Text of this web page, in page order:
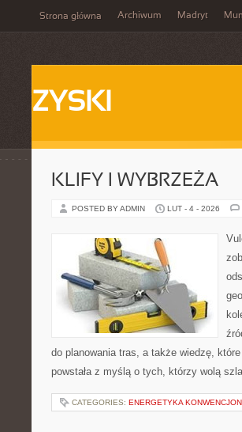
Strona główna Archiwum Madryt
ZYSKI
KLIFY I WYBRZEŻA
POSTED BY ADMIN LUT - 4 - 2026
do planowania tras, a także wiedzę,
powstała z myślą o tych, którzy wolą
CATEGORIES: ENERGETYKA